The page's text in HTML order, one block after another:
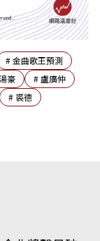
#金曲歌王預測
豪 # 盧廣仲
#裘德